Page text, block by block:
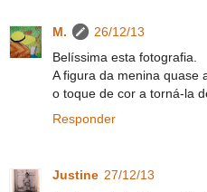
M.
26/12/13
Belíssima esta fotografia.
A figura da menina quase
o toque de cor a torná-la
Responder
Justine 27/12/13